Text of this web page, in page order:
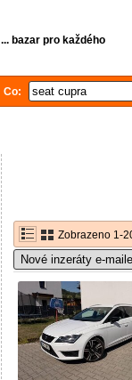
... bazar pro každého
Co:
Zobrazeno 1-
Nové inzeráty e-